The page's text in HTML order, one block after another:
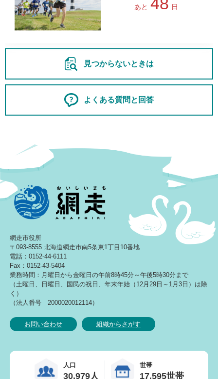
あと 日
見つからないときは
よくある質問と回答
網走市役所
〒093-8555 北海道網走市南5条東1丁目10番地
電話：0152-44-6111
Fax：0152-43-5404
業務時間：月曜日から金曜日の午前8時45分～午後5時30分まで
（土曜日、日曜日、国民の祝日、年末年始（12月29日～1月3日）は除
く）
（法人番号 2000020012114）
お問い合わせ 組織からさがす
人口
30,979人
世帯
17,595世帯